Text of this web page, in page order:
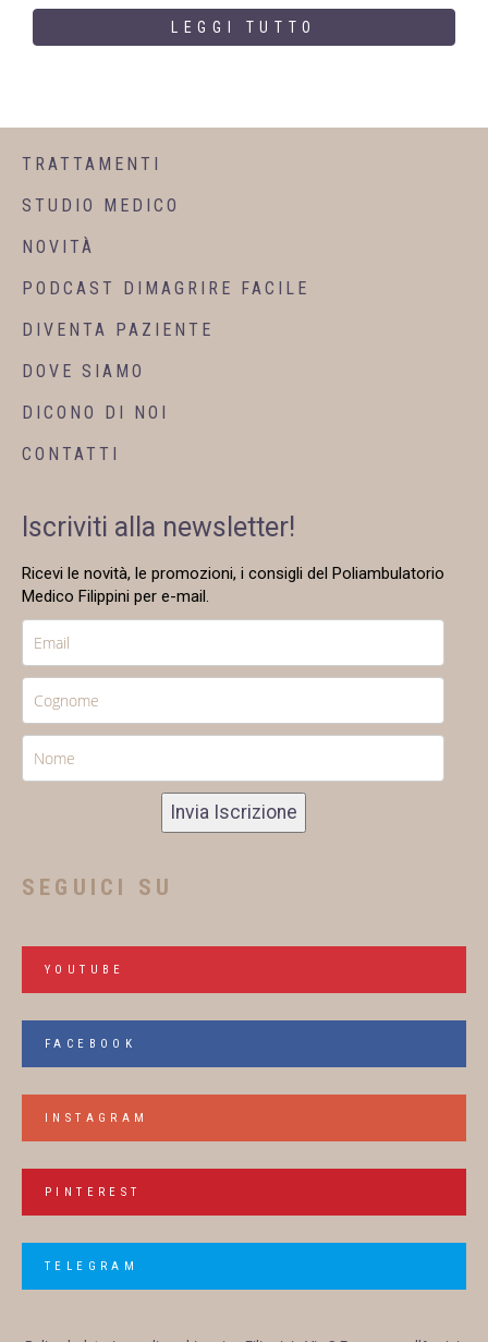
LEGGI TUTTO
TRATTAMENTI
STUDIO MEDICO
NOVITÀ
PODCAST DIMAGRIRE FACILE
DIVENTA PAZIENTE
DOVE SIAMO
DICONO DI NOI
CONTATTI
Iscriviti alla newsletter!
Ricevi le novità, le promozioni, i consigli del Poliambulatorio
Medico Filippini per e-mail.
Invia Iscrizione
SEGUICI SU
YOUTUBE
FACEBOOK
INSTAGRAM
PINTEREST
TELEGRAM